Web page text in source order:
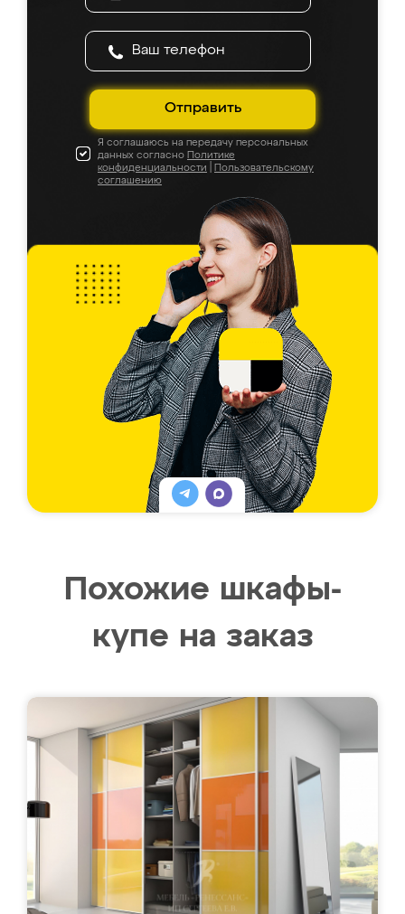
Отправить
Я соглашаюсь на передачу персональных
данных согласно Политике
конфиденциальности
Пользовательскому
соглашению
Похожие шкафы-
купе на заказ